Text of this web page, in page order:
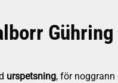
urspetsning, för noggrann